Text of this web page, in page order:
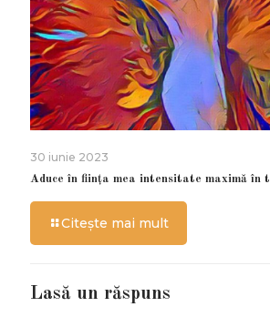
30 iunie 2023
Aduce în ființa mea intensitate maximă în
Citește mai mult
Lasă un răspuns